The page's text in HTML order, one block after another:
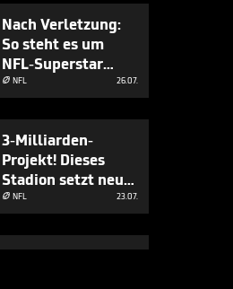
Nach Verletzung:
So steht es um
NFL-Superstar
Mahomes
 NFL 26.07.
3-Milliarden-
Projekt! Dieses
Stadion setzt neue
Maßstäbe
 NFL 23.07.
Die NFL-Champions